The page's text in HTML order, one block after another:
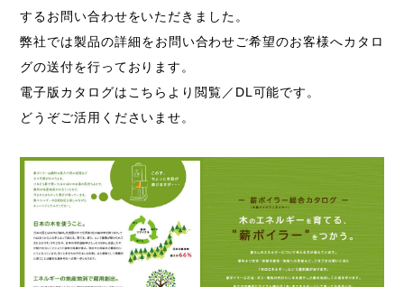
するお問い合わせをいただきました。
弊社では製品の詳細をお問い合わせご希望のお客様へカタロ
グの送付を行っております。
電子版カタログはこちらより閲覧／DL可能です。
どうぞご活用くださいませ。